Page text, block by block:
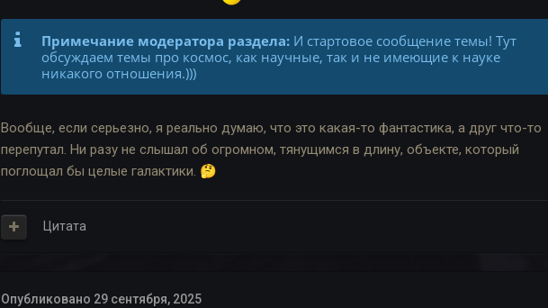
Примечание модератора раздела: И стартовое сообщение темы! Тут
обсуждаем темы про космос, как научные, так и не имеющие к науке
никакого отношения.)))
Вообще, если серьезно, я реально думаю, что это какая-то фантастика, а друг что-то
перепутал. Ни разу не слышал об огромном, тянущимся в длину, объекте, который
поглощал бы целые галактики. 🤔
Цитата
Опубликовано 29 сентября, 2025